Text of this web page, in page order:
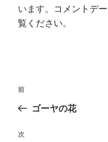
います。
コメントデ
覧ください。
投
ビ
前
の
稿
前
ゴーヤの花
次
次